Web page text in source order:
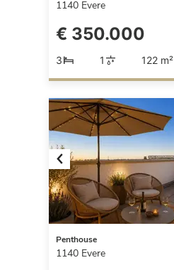
1140 Evere
€ 350.000
3 1 122 m²
Previous
Penthouse
1140 Evere